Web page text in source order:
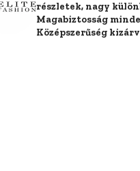
részletek, nagy
Magabiztosság
Középszerűség